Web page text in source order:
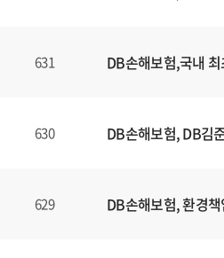
631 DB손해보험,국내
630 DB손해보험, DB김
629 DB손해보험, 환경